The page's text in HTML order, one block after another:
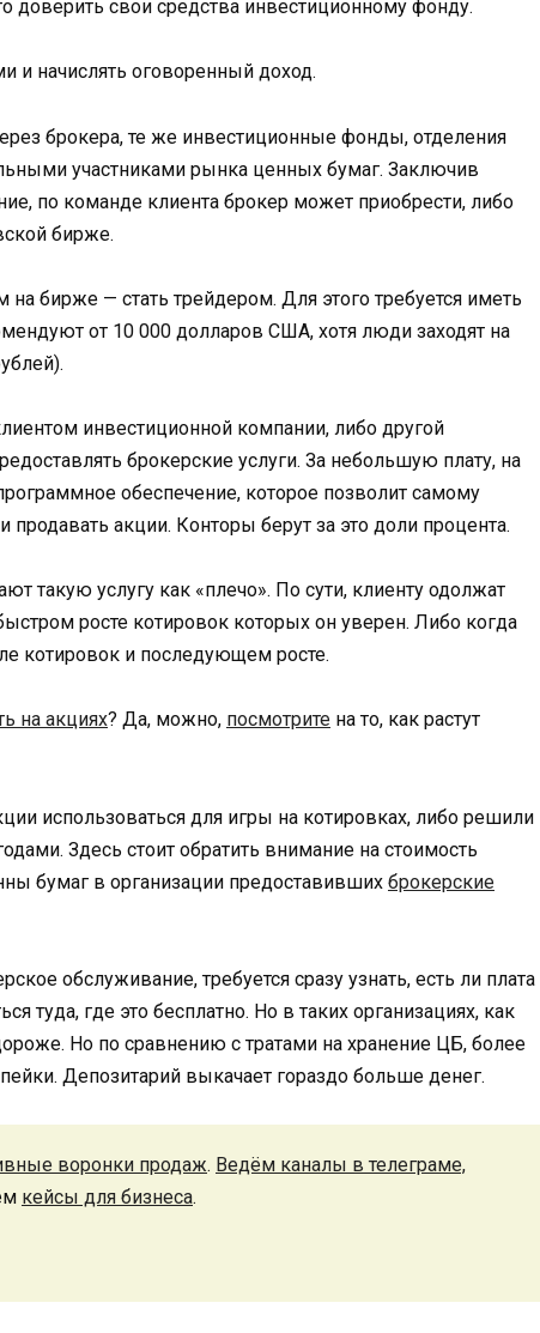
доверить свои средства инвестиционному фонду.
и начислять оговоренный доход.
брокера, те же инвестиционные фонды, отделения
участниками рынка ценных бумаг. Заключив
по команде клиента брокер может приобрести, либо
бирже.
бирже — стать трейдером. Для этого требуется иметь
от 10 000 долларов США, хотя люди заходят на
инвестиционной компании, либо другой
брокерские услуги. За небольшую плату, на
обеспечение, которое позволит самому
продавать акции. Конторы берут за это доли процента.
такую услугу как «плечо». По сути, клиенту одолжат
росте котировок которых он уверен. Либо когда
котировок и последующем росте.
на акциях? Да, можно, посмотрите на то, как растут
использоваться для игры на котировках, либо решили
Здесь стоит обратить внимание на стоимость
бумаг в организации предоставивших брокерские
обслуживание, требуется сразу узнать, есть ли плата
туда, где это бесплатно. Но в таких организациях, как
Но по сравнению с тратами на хранение ЦБ, более
Депозитарий выкачает гораздо больше денег.
воронки продаж. Ведём каналы в телеграме,
кейсы для бизнеса.